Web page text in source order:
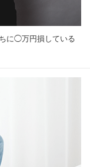
に◯万円損している